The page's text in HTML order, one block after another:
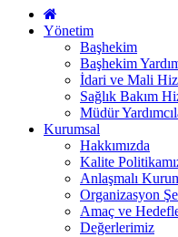
Yönetim
Başhekim
Başhekim
İdari ve Mali
Sağlık Bakım
Müdür
Kurumsal
Hakkımızda
Kalite
Anlaşmalı
Organizasyon
Amaç ve
Değerlerimiz